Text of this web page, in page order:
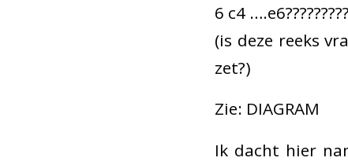
6 c4
(is deze reeks
zet?)
Zie: DIAGRAM
Ik dacht hier